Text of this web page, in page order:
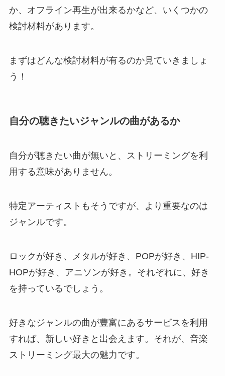
か、オフライン再生が出来るかなど、いくつかの
検討材料があります。
まずはどんな検討材料が有るのか見ていきましょ
う！
自分の聴きたいジャンルの曲があるか
自分が聴きたい曲が無いと、ストリーミングを利
用する意味がありません。
特定アーティストもそうですが、より重要なのは
ジャンルです。
ロックが好き、メタルが好き、POPが好き、HIP-
HOPが好き、アニソンが好き。それぞれに、好き
を持っているでしょう。
好きなジャンルの曲が豊富にあるサービスを利用
すれば、新しい好きと出会えます。それが、音楽
ストリーミング最大の魅力です。